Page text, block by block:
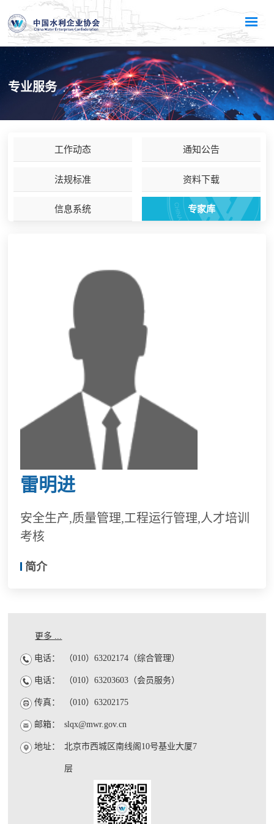
专业服务
工作动态 通知公告
法规标准 资料下载
信息系统 专家库
雷明进
安全生产,质量管理,工程运行管理,人才培训
考核
简介
更多 ...
电话： （010）63202174（综合管理）
电话： （010）63203603（会员服务）
传真： （010）63202175
邮箱： slqx@mwr.gov.cn
地址： 北京市西城区南线阁10号基业大厦7
层